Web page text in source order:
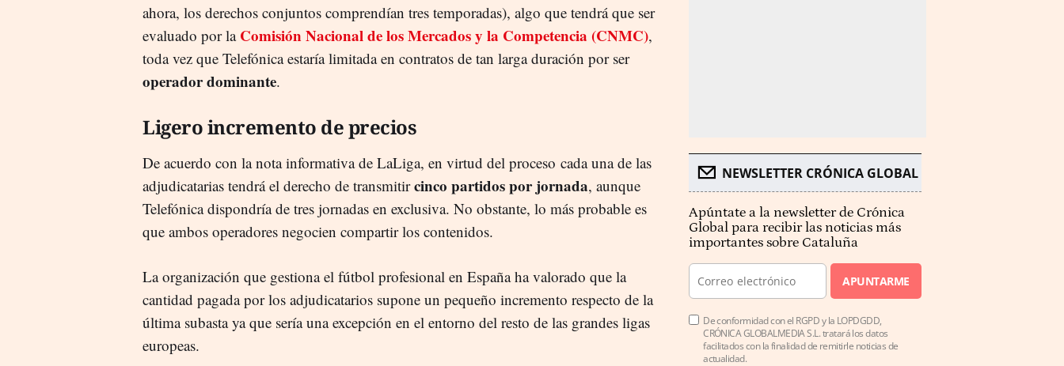
ahora, los derechos conjuntos comprendían tres temporadas), algo que tendrá que ser
evaluado por la Comisión Nacional de los Mercados y la Competencia (CNMC),
toda vez que Telefónica estaría limitada en contratos de tan larga duración por ser
operador dominante.
Ligero incremento de precios
De acuerdo con la nota informativa de LaLiga, en virtud del proceso cada una de las
adjudicatarias tendrá el derecho de transmitircinco partidos por jornada, aunque
Telefónica dispondría de tres jornadas en exclusiva. No obstante, lo más probable es
que ambos operadores negocien compartir los contenidos.
La organización que gestiona el fútbol profesional en España ha valorado que la
cantidad pagada por los adjudicatarios supone un pequeño incremento respecto de la
última subasta ya que sería una excepción en el entorno del resto de las grandes ligas
europeas.
NEWSLETTER CRÓNICA GLOBAL
Apúntate a la newsletter de Crónica
Global para recibir las noticias más
importantes sobre Cataluña
APUNTARME
De conformidad con el RGPD y la LOPDGDD,
CRÓNICA GLOBALMEDIA S.L. tratará los datos
facilitados con la finalidad de remitirle noticias de
actualidad.